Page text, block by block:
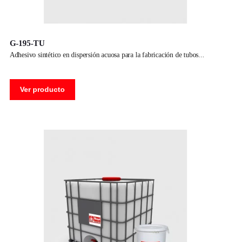
G-195-TU
adhesivo sintético en dispersión acuosa para la fabricación de tubos
Ver producto